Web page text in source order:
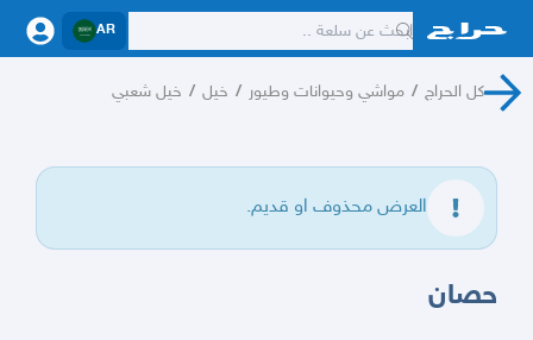
AR
كل الحراج / مواشي وحيوانات وطيور / خيل / خيل شعبي
العرض محذوف او قديم.
حصان